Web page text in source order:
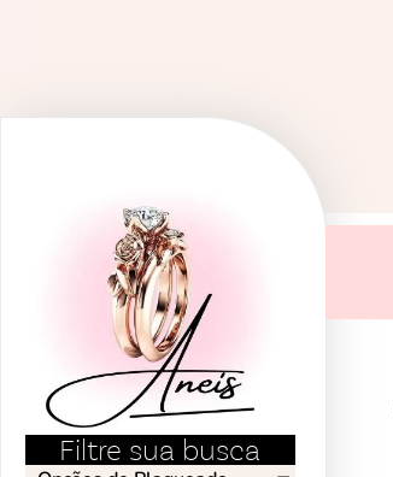
Filtre sua busca